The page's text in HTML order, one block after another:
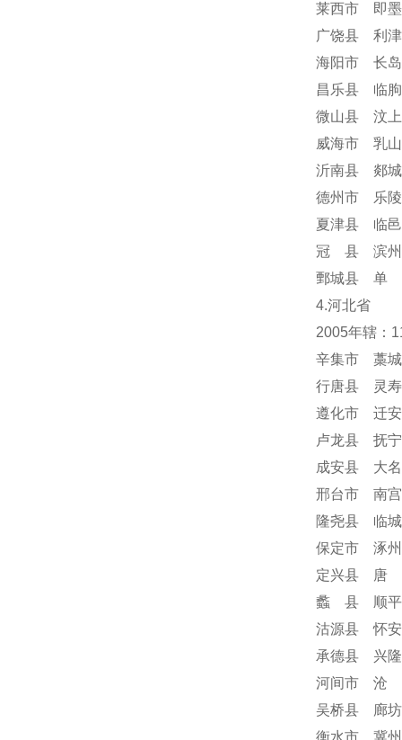
莱西市 即
广饶县 利
海阳市 长
昌乐县 临
微山县 汶
威海市 乳
沂南县 郯
德州市 乐
夏津县 临
冠 县 滨州
鄄城县 单
4.河北省
2005年辖：
辛集市 藁
行唐县 灵
遵化市 迁
卢龙县 抚
成安县 大
邢台市 南
隆尧县 临
保定市 涿
定兴县 唐
蠡 县 顺
沽源县 怀
承德县 兴
河间市 沧
吴桥县 廊
衡水市 冀